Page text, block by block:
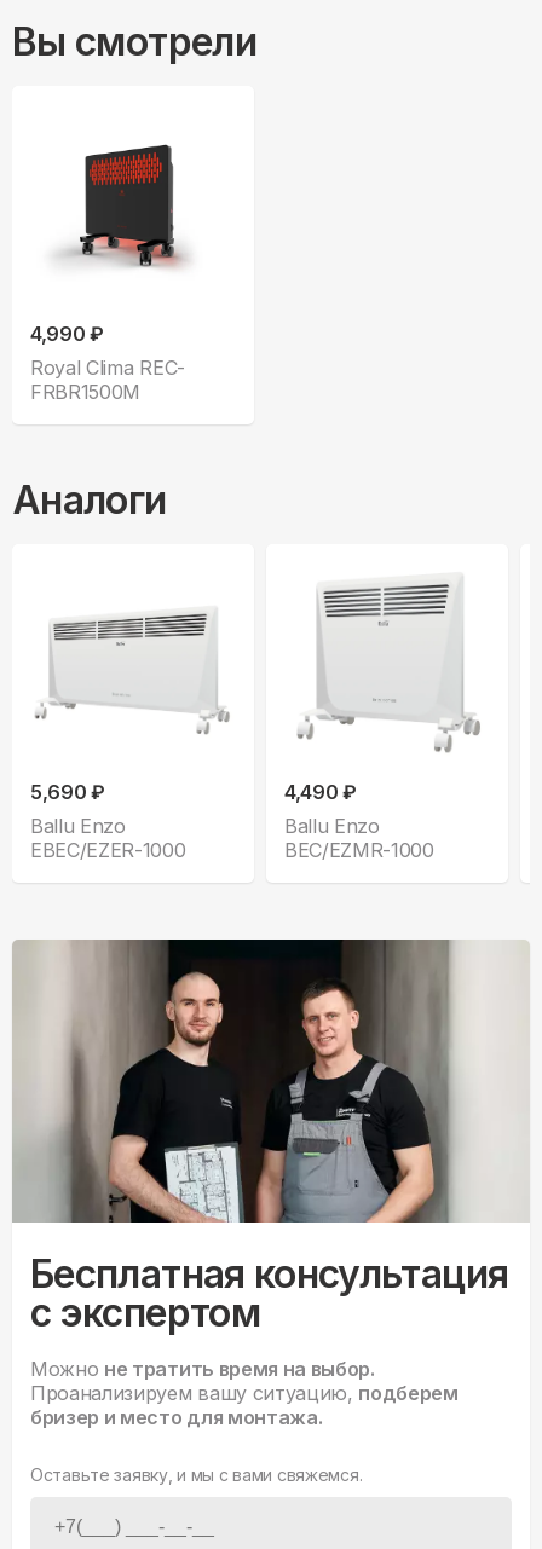
Вы смотрели
4,990 ₽
Royal Clima REC-
FRBR1500M
Аналоги
5,690 ₽
Ballu Enzo
EBEC/EZER-1000
4,490 ₽
Ballu Enzo
BEC/EZMR-1000
Бесплатная консультация
с экспертом
Можно не тратить время на выбор.
Проанализируем вашу ситуацию, подберем
бризер и место для монтажа.
Оставьте заявку, и мы с вами свяжемся.